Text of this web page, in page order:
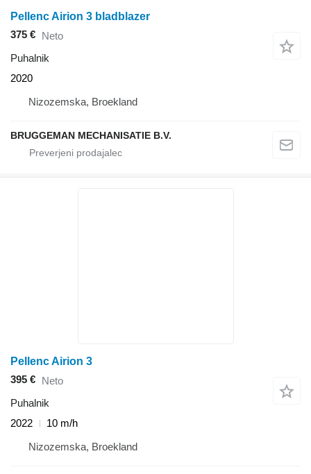
Pellenc Airion 3 bladblazer
375 € Neto
Puhalnik
2020
Nizozemska, Broekland
BRUGGEMAN MECHANISATIE B.V.
Pellenc Airion 3
395 € Neto
Puhalnik
2022
10 m/h
Nizozemska, Broekland